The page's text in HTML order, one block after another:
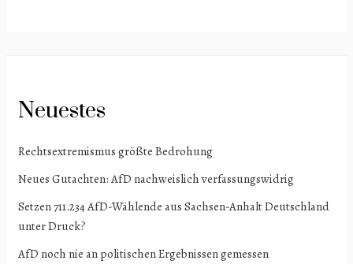
Neuestes
Rechtsextremismus größte Bedrohung
Neues Gutachten: AfD nachweislich verfassungswidrig
Setzen 711.234 AfD-Wählende aus Sachsen-Anhalt Deutschland
unter Druck?
AfD noch nie an politischen Ergebnissen gemessen